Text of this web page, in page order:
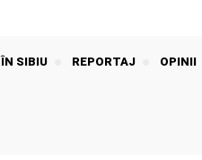
SIBIU REPORTAJ OPINII